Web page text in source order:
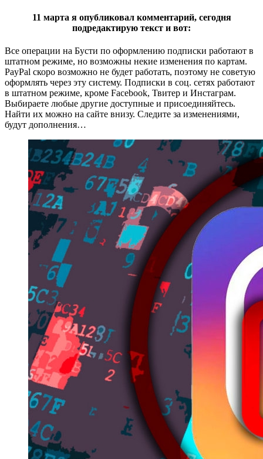
11 марта я опубликовал комментарий, сегодня
подредактирую текст и вот:
Все операции на Бусти по оформлению подписки работают в
штатном режиме, но возможны некие изменения по картам.
PayPal скоро возможно не будет работать, поэтому не советую
оформлять через эту систему. Подписки в соц. сетях работают
в штатном режиме, кроме Facebook, Твитер и Инстаграм.
Выбираете любые другие доступные и присоединяйтесь.
Найти их можно на сайте внизу. Следите за изменениями,
будут дополнения…